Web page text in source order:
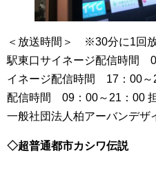
＜放送時間＞ ※30分に1回
駅東口サイネージ配信時間
イネージ配信時間 17：00～
配信時間 09：00～21：00
一般社団法人柏アーバンデザ
◇超普通都市カシワ伝説